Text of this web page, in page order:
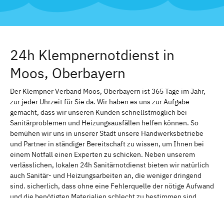
24h Klempnernotdienst in
Moos, Oberbayern
Der Klempner Verband Moos, Oberbayern ist 365 Tage im Jahr,
zur jeder Uhrzeit für Sie da. Wir haben es uns zur Aufgabe
gemacht, dass wir unseren Kunden schnellstmöglich bei
Sanitärproblemen und Heizungsausfällen helfen können. So
bemühen wir uns in unserer Stadt unsere Handwerksbetriebe
und Partner in ständiger Bereitschaft zu wissen, um Ihnen bei
einem Notfall einen Experten zu schicken. Neben unserem
verlässlichen, lokalen 24h Sanitärnotdienst bieten wir natürlich
auch Sanitär- und Heizungsarbeiten an, die weniger dringend
sind. sicherlich, dass ohne eine Fehlerquelle der nötige Aufwand